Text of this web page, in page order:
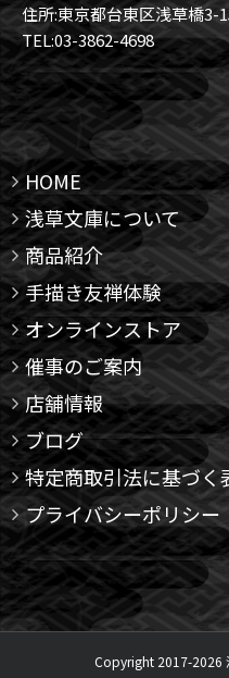
住所:東京都台東区浅草橋3-
TEL:03-3862-4698
HOME
浅草文庫について
商品紹介
手描き友禅体験
オンラインストア
催事のご案内
店舗情報
ブログ
特定商取引法に基づく
プライバシーポリシー
Copyright 2017-2026